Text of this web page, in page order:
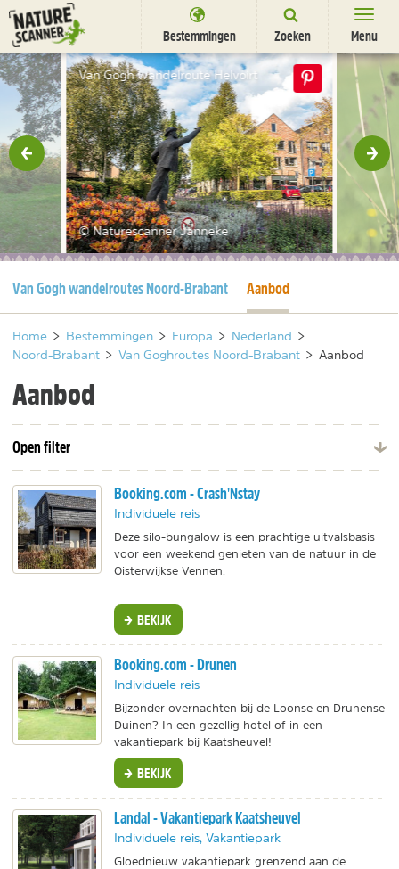
Ga
naar
content
Bestemmingen Zoeken Menu
Bestemmingen
Overnachten
Activiteiten
Natuurparken
Dieren
Nieuwsbrief Uitgelicht
Van Gogh wandelroute Helvoirt
© Naturescanner Janneke
Huidige pagina
Van Gogh wandelroutes Noord-Brabant Huidige pagina
Aanbod
Home > Bestemmingen > Europa > Nederland
>
Noord-Brabant > Van Goghroutes Noord-Brabant > Aanbod
Aanbod
Open filter
Booking.com - Crash'Nstay
Individuele reis
Deze silo-bungalow is een prachtige uitvalsbasis
voor een weekend genieten van de natuur in de
Oisterwijkse Vennen.
BEKIJK
Booking.com - Drunen
Individuele reis
Bijzonder overnachten bij de Loonse en Drunense
Duinen? In een gezellig hotel of in een
vakantiepark bij Kaatsheuvel!
BEKIJK
Landal - Vakantiepark Kaatsheuvel
Individuele reis, Vakantiepark
Gloednieuw vakantiepark grenzend aan de